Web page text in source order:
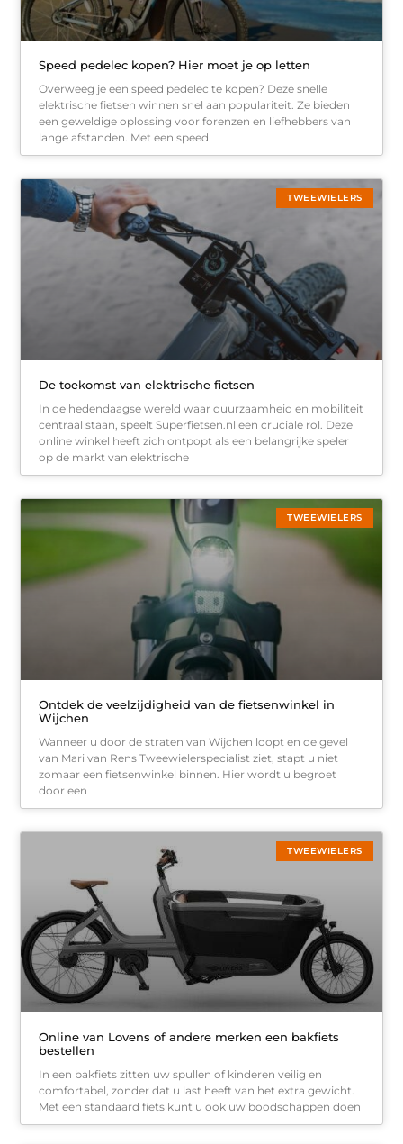
Speed pedelec kopen? Hier moet je op letten
Overweeg je een speed pedelec te kopen? Deze snelle
elektrische fietsen winnen snel aan populariteit. Ze bieden
een geweldige oplossing voor forenzen en liefhebbers van
lange afstanden. Met een speed
TWEEWIELERS
De toekomst van elektrische fietsen
In de hedendaagse wereld waar duurzaamheid en mobiliteit
centraal staan, speelt Superfietsen.nl een cruciale rol. Deze
online winkel heeft zich ontpopt als een belangrijke speler
op de markt van elektrische
TWEEWIELERS
Ontdek de veelzijdigheid van de fietsenwinkel in
Wijchen
Wanneer u door de straten van Wijchen loopt en de gevel
van Mari van Rens Tweewielerspecialist ziet, stapt u niet
zomaar een fietsenwinkel binnen. Hier wordt u begroet
door een
TWEEWIELERS
Online van Lovens of andere merken een bakfiets
bestellen
In een bakfiets zitten uw spullen of kinderen veilig en
comfortabel, zonder dat u last heeft van het extra gewicht.
Met een standaard fiets kunt u ook uw boodschappen doen